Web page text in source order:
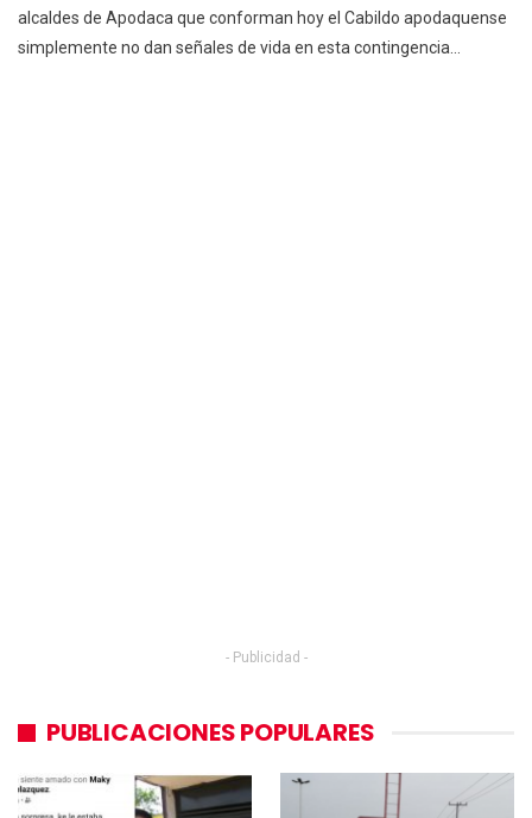
alcaldes de Apodaca que conforman hoy el Cabildo apodaquense
simplemente no dan señales de vida en esta contingencia
- Publicidad -
PUBLICACIONES POPULARES